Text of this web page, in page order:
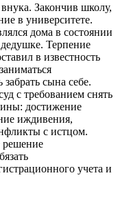
Закончив школу,
в университете.
дома в состоянии
Терпение
в известность
сына себе.
с требованием снять
достижение
иждивения,
с истцом.
решение
учета и